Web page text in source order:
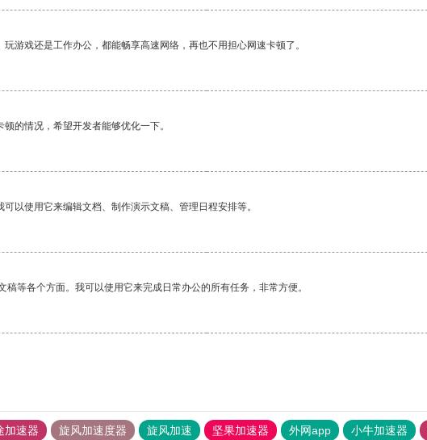
游戏还是工作办公，都能畅享高速网络，再也不用担心网速卡顿了。
的情况，希望开发者能够优化一下。
以使用它来编辑文档、制作演示文稿、管理日程安排等。
等各个方面。我可以使用它来完成日常办公的所有任务，非常方便。
加速器 旋风加速度器 旋风加速 坚果加速器 外网app 小牛加速器